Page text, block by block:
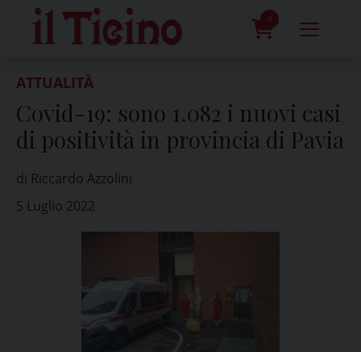
content
0
ATTUALITÀ
Covid-19: sono 1.082 i nuovi casi
di positività in provincia di Pavia
di Riccardo Azzolini
5 Luglio 2022